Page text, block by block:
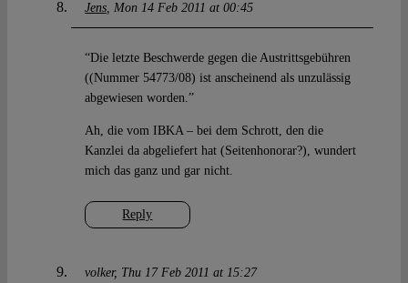
Jens Mon 14 Feb 2011 at 00:45
Reply
“Die letzte Beschwerde gegen die Austrittsgebühren
((Nummer 54773/08) ist anscheinend als unzulässig
abgewiesen worden.”
Ah, die vom IBKA – bei dem Schrott, den die
Kanzlei da abgeliefert hat (Seitenhonorar?), wundert
mich das ganz und gar nicht.
volker Thu 17 Feb 2011 at 15:27